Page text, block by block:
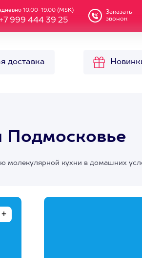
10.00-19.00 (MSK)
999 444 39 25
Заказать
звонок
доставка
Подмосковье
молекулярной кухни в домашних